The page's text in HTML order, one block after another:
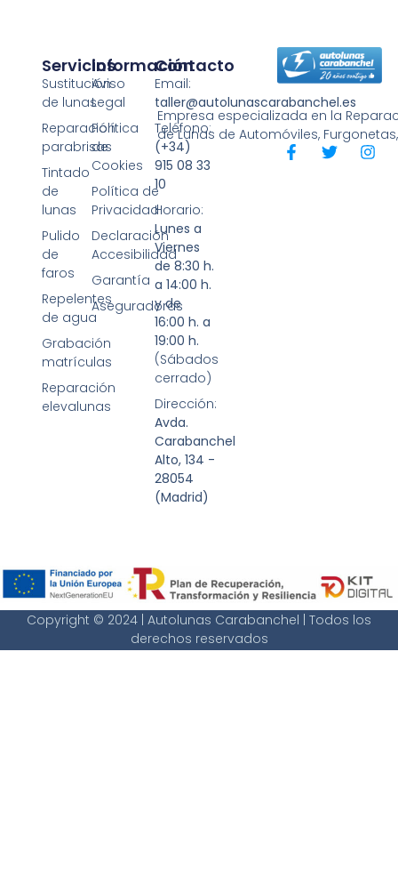
Empresa especializada en la
de Lunas de Automóviles,
Servicios
Sustitución
de lunas
Reparación
parabrisas
Tintado
de
lunas
Pulido
de
faros
Repelentes
de agua
Grabación
matrículas
Reparación
elevalunas
Información
Aviso
Legal
Política
de
Cookies
Política de
Privacidad
Declaración
Accesibilidad
Garantía
Aseguradoras
Contacto
Email:
taller@autolunascarabanchel.es
Teléfono:
(+34)
915 08 33
10
Horario:
Lunes a
Viernes
de 8:30 h.
a 14:00 h.
y de
16:00 h. a
19:00 h.
(Sábados
cerrado)
Dirección:
Avda.
Carabanchel
Alto, 134 -
28054
(Madrid)
Copyright © 2024 | Autolunas Carabanchel | Todos los
derechos reservados